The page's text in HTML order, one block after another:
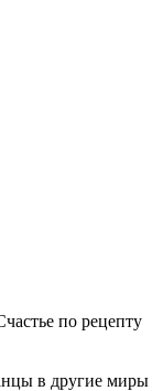
по рецепту
в другие миры